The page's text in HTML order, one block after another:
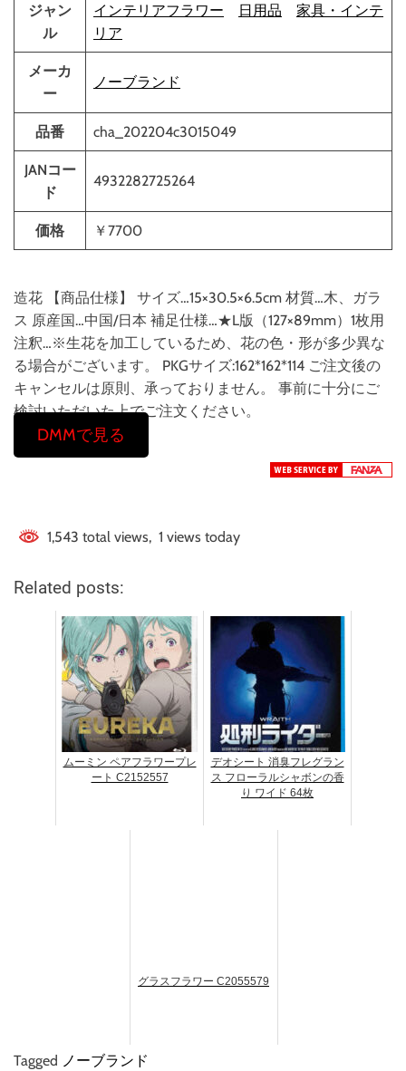
ジャン
ル
インテリアフラワー 日用品
家具・インテ
リア
メーカ
ー
ノーブランド
品番 cha_202204c3015049
JANコー
ド
4932282725264
価格 ￥7700
造花 【商品仕様】 サイズ…15×30.5×6.5cm 材質…木、ガラ
ス 原産国…中国/日本 補足仕様…★L版（127×89mm）1枚用
注釈…※生花を加工しているため、花の色・形が多少異な
る場合がございます。 PKGサイズ:162*162*114 ご注文後の
キャンセルは原則、承っておりません。 事前に十分にご
検討いただいた上でご注文ください。
DMMで見る
1,543 total views, 1 views today
Related posts:
ムーミン ペアフラワープレ
ート C2152557
デオシート 消臭フレグラン
ス フローラルシャボンの香
り ワイド 64枚
グラスフラワー C2055579
Tagged ノーブランド